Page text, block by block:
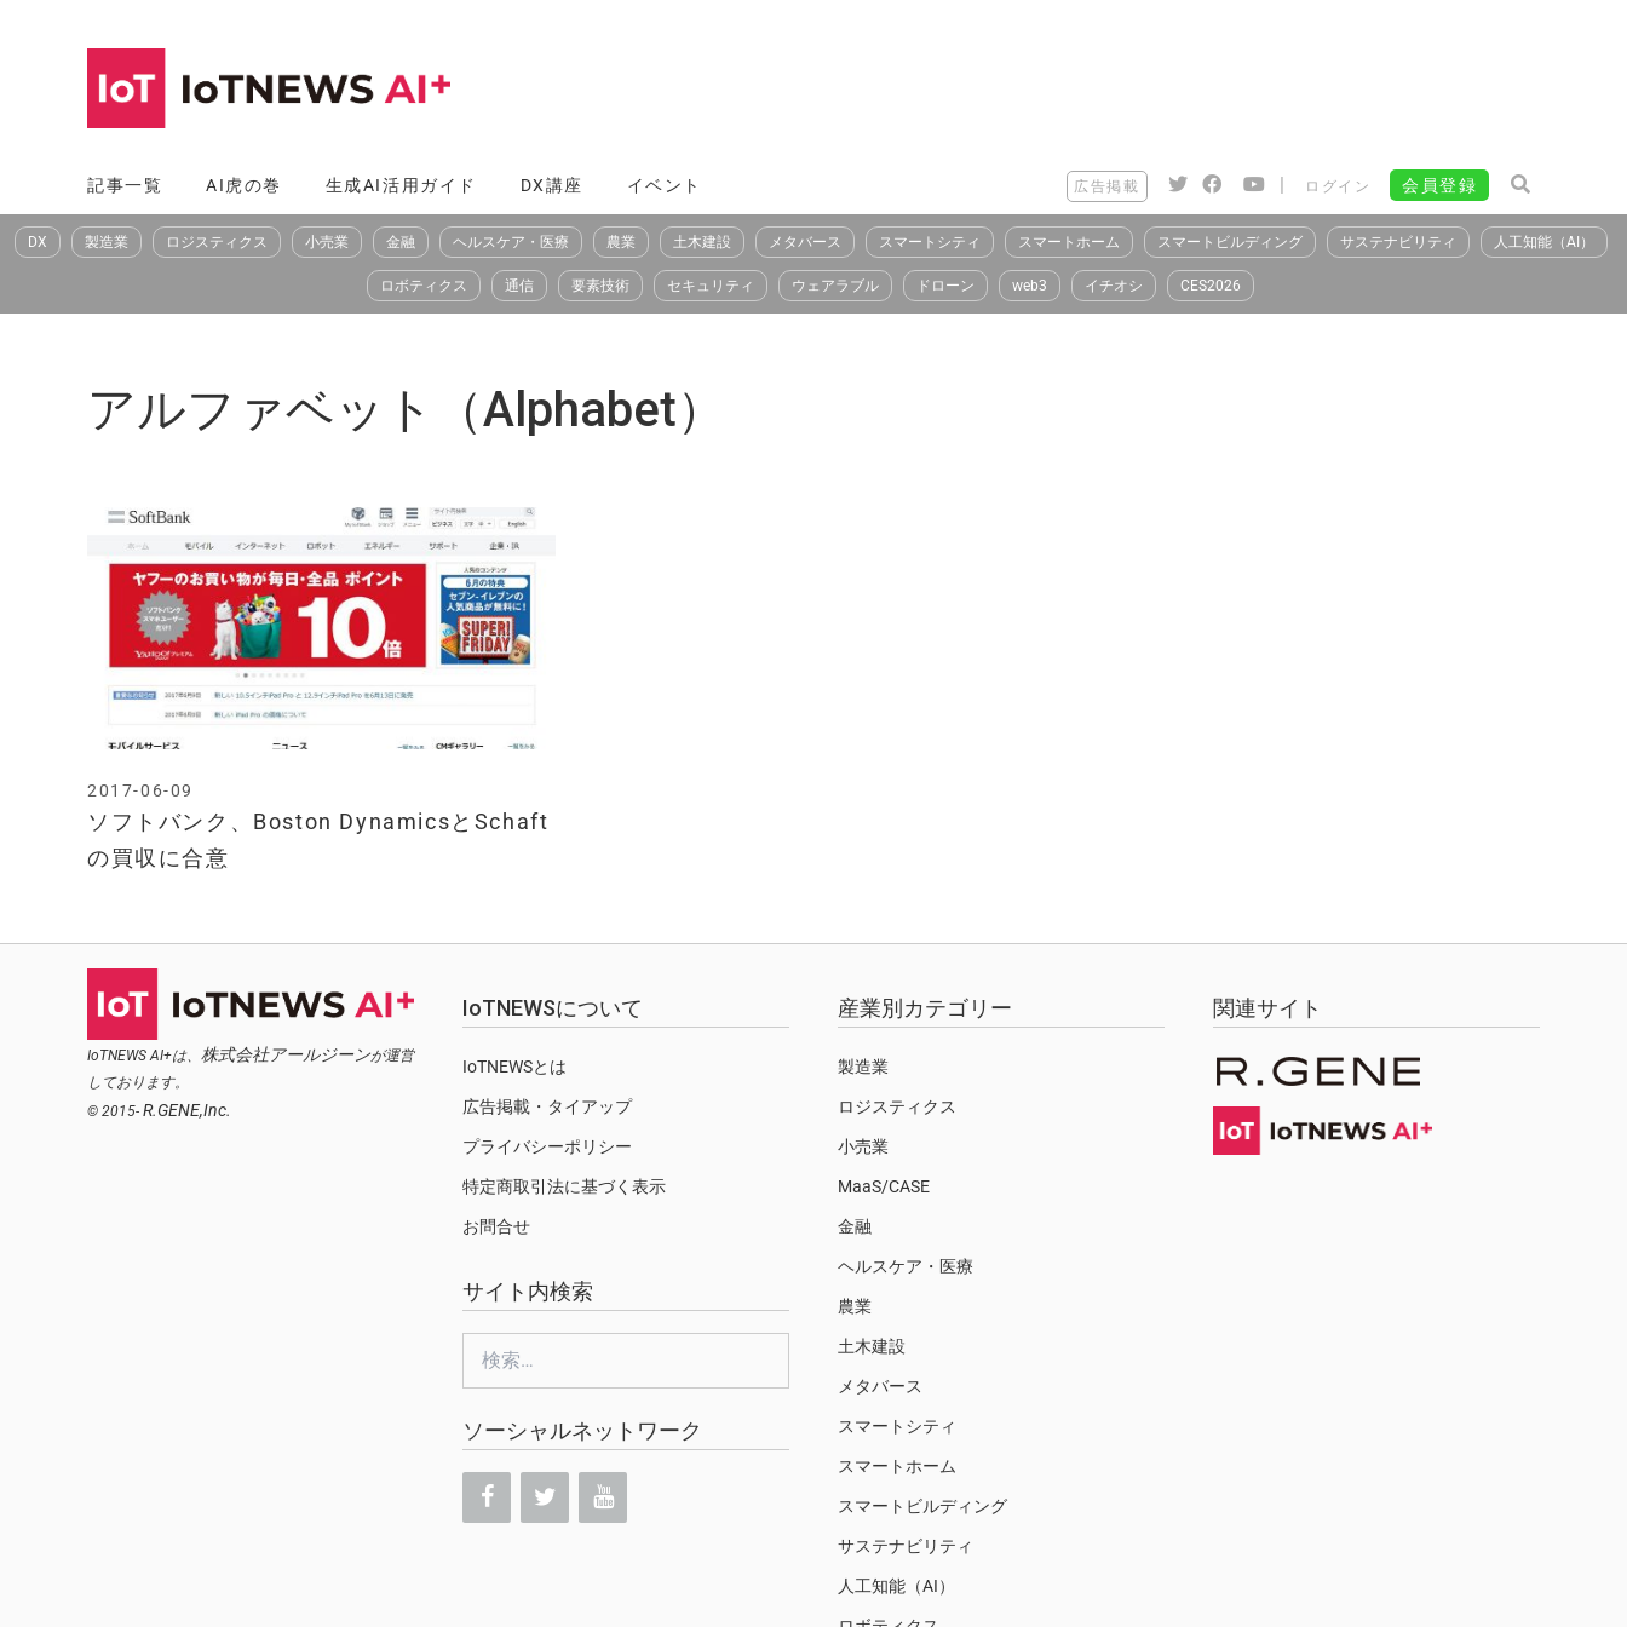
へ
ス
記事一覧 AI虎の巻 生成AI活用ガイド DX講座 イベント 広告掲載 | ログイン 会員登録
DX 製造業 ロジスティクス 小売業 金融 ヘルスケア・医療 農業 土木建設 メタバース スマートシティ スマートホーム スマートビルディング サステナビリティ 人工知能（AI）
ロボティクス 通信 要素技術 セキュリティ ウェアラブル ドローン web3 イチオシ CES2026
アルファベット（Alphabet）
ソフトバンク、Boston DynamicsとSchaft
の買収に合意
2017-06-09
IoTNEWS AI+は、 株式会社アールジーンが運営
しております。
© 2015- R.GENE,Inc.
IoTNEWSについて
IoTNEWSとは
広告掲載・タイアップ
プライバシーポリシー
特定商取引法に基づく表示
お問合せ
サイト内検索
ソーシャルネットワーク
産業別カテゴリー
製造業
ロジスティクス
小売業
MaaS/CASE
金融
ヘルスケア・医療
農業
土木建設
メタバース
スマートシティ
スマートホーム
スマートビルディング
サステナビリティ
人工知能（AI）
関連サイト